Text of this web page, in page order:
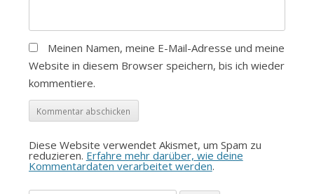
Meinen Namen, meine E-Mail-Adresse und meine
Website in diesem Browser speichern, bis ich wieder
kommentiere.
Diese Website verwendet Akismet, um Spam zu
reduzieren. Erfahre mehr darüber, wie deine
Kommentardaten verarbeitet werden.